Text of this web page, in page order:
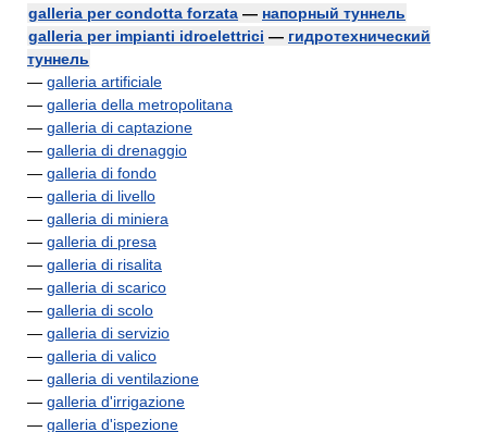
galleria per condotta forzata — напорный туннель
galleria per impianti idroelettrici — гидротехнический
туннель
— galleria artificiale
— galleria della metropolitana
— galleria di captazione
— galleria di drenaggio
— galleria di fondo
— galleria di livello
— galleria di miniera
— galleria di presa
— galleria di risalita
— galleria di scarico
— galleria di scolo
— galleria di servizio
— galleria di valico
— galleria di ventilazione
— galleria d'irrigazione
— galleria d'ispezione